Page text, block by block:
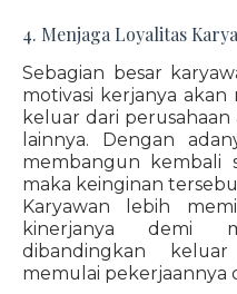
4. Menjaga Loyalitas
Sebagian besar
motivasi kerjanya
keluar dari
lainnya. Dengan
membangun kembali
maka keinginan
Karyawan lebih
kinerjanya demi
dibandingkan
memulai pekerjaannya